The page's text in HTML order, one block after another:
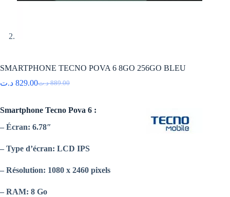
SMARTPHONE TECNO POVA 6 8GO 256GO BLEU
889.00 د.تLe
était :
829.00 د.ت
Le
est :
Smartphone Tecno Pova 6 :
– Écran: 6.78″
– Type d’écran: LCD IPS
– Résolution: 1080 x 2460 pixels
– RAM: 8 Go